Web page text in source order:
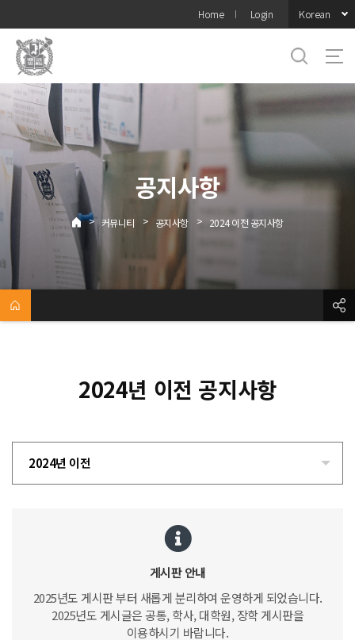
메뉴
Home Login Korean
공지사항
> 커뮤니티 > 공지사항 > 2024 이전 공지사항
2024년 이전 공지사항
2024년 이전
게시판 안내
2025년도 게시판 부터 새롭게 분리하여 운영하게 되었습니다.
2025년도 게시글은 공통, 학사, 대학원, 장학 게시판을
이용하시기 바랍니다.